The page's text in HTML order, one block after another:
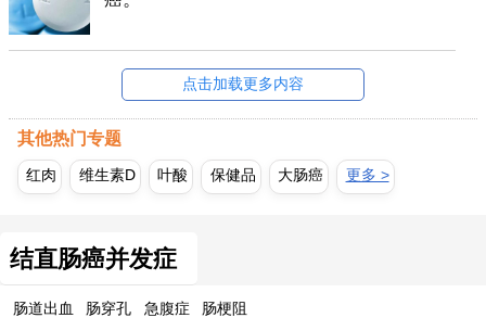
点击加载更多内容
其他热门专题
红肉 维生素D 叶酸 保健品 大肠癌 更多 >
结直肠癌并发症
肠道出血 肠穿孔 急腹症 肠梗阻